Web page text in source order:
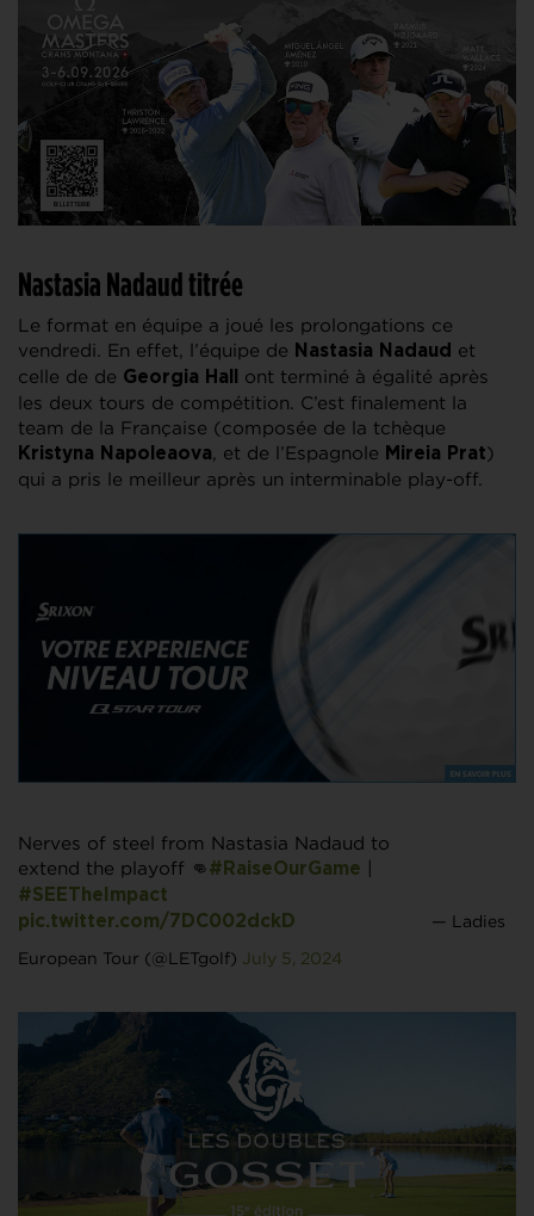
Nastasia Nadaud titrée
Le format en équipe a joué les prolongations ce
vendredi. En effet, l’équipe de Nastasia Nadaud et
celle de de Georgia Hall
ont terminé à égalité après
les deux tours de compétition. C’est finalement la
team de la Française (composée de la tchèque
Kristyna Napoleaova, et de l’Espagnole Mireia Prat)
qui a pris le meilleur après un interminable play-off.
Nerves of steel from Nastasia Nadaud to
extend the playoff 👊 #RaiseOurGame
#SEETheImpact
pic.twitter.com/7DC002dckD
— Ladies
European Tour (@LETgolf) July 5, 2024